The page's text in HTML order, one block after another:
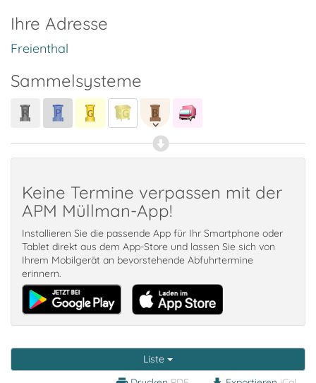
Ihre Adresse
Freienthal
Sammelsysteme
Keine Termine verpassen mit der
APM Müllman-App!
Installieren Sie die passende App für Ihr Smartphone oder
Tablet direkt aus dem App-Store und lassen Sie sich von
Ihrem Mobilgerät an bevorstehende Abfuhrtermine
erinnern.
Liste